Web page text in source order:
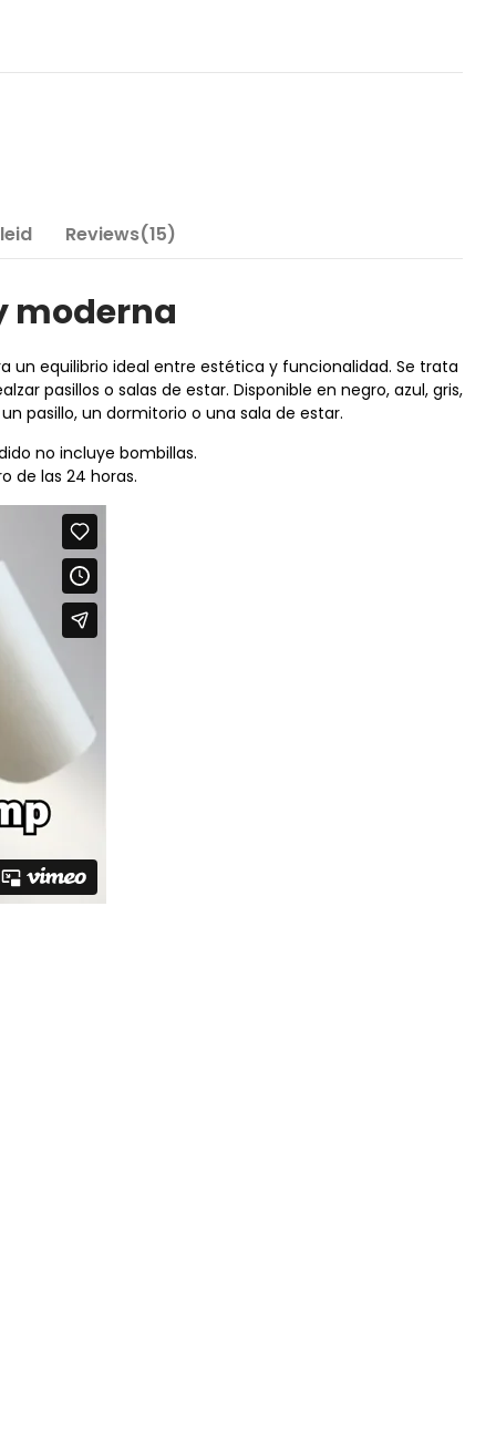
Reviews(15)
moderna
un equilibrio ideal entre estética y funcionalidad. Se trata
pasillos o salas de estar. Disponible en negro, azul, gris,
pasillo, un dormitorio o una sala de estar.
no incluye bombillas.
de las 24 horas.